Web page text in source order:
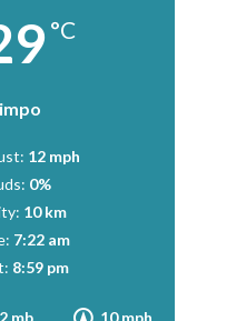
°C
12 mph
0%
10 km
7:22 am
8:59 pm